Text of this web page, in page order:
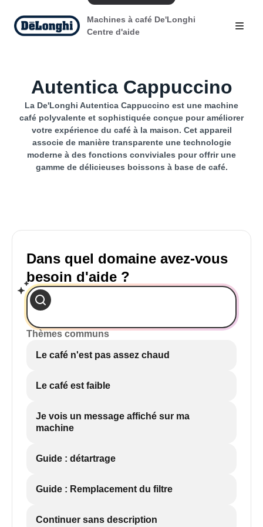
Machines à café De'Longhi
Centre d'aide
Autentica Cappuccino
La De'Longhi Autentica Cappuccino est une machine
café polyvalente et sophistiquée conçue pour améliorer
votre expérience du café à la maison. Cet appareil
associe de manière transparente une technologie
moderne à des fonctions conviviales pour offrir une
gamme de délicieuses boissons à base de café.
Dans quel domaine avez-vous
besoin d'aide ?
Thèmes communs
Le café n'est pas assez chaud
Le café est faible
Je vois un message affiché sur ma
machine
Guide : détartrage
Guide : Remplacement du filtre
Continuer sans description